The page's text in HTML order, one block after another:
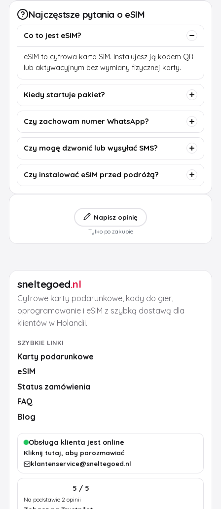
Najczęstsze pytania o eSIM
Co to jest eSIM?
eSIM to cyfrowa karta SIM. Instalujesz ją kodem QR
lub aktywacyjnym bez wymiany fizycznej karty.
Kiedy startuje pakiet?
Czy zachowam numer WhatsApp?
Czy mogę dzwonić lub wysyłać SMS?
Czy instalować eSIM przed podróżą?
Napisz opinię
Tylko po zakupie
sneltegoed.nl
Cyfrowe karty podarunkowe, kody do gier,
oprogramowanie i eSIM z szybką dostawą dla
klientów w Holandii.
SZYBKIE LINKI
Karty podarunkowe
eSIM
Status zamówienia
FAQ
Blog
Obsługa klienta jest online
Kliknij tutaj, aby porozmawiać
klantenservice@sneltegoed.nl
5 / 5
Na podstawie 2 opinii